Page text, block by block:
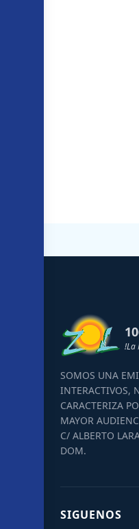
!La
SOMOS UNA
INTERACTIVOS,
CARACTERIZA
MAYOR
C/ ALBERTO
DOM.
SIGUENOS